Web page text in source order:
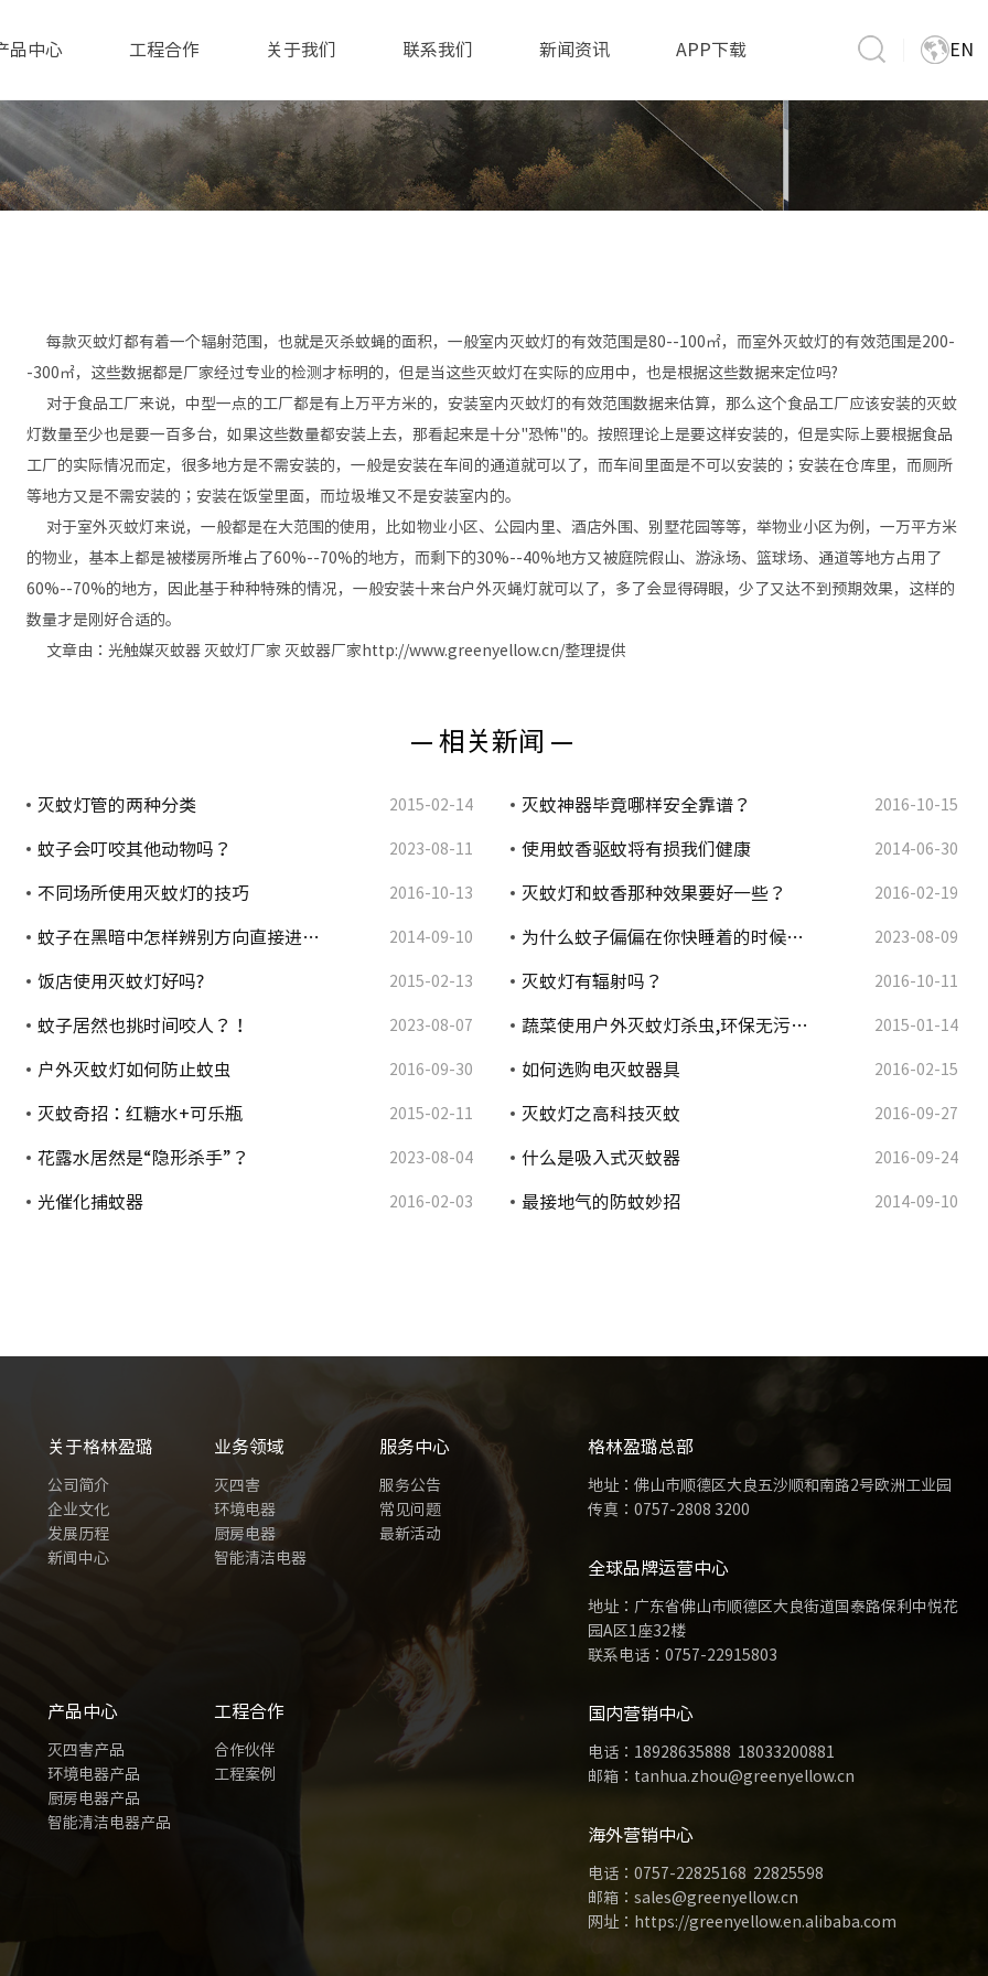
品中心 工程合作 关于我们 联系我们 新闻资讯 APP下载 EN
每款灭蚊灯都有着一个辐射范围，也就是灭杀蚊蝇的面积，一般室内灭蚊灯的有效范围是80--100㎡，而室外灭蚊灯的有效范围是200-
-300㎡，这些数据都是厂家经过专业的检测才标明的，但是当这些灭蚊灯在实际的应用中，也是根据这些数据来定位吗?
对于食品工厂来说，中型一点的工厂都是有上万平方米的，安装室内灭蚊灯的有效范围数据来估算，那么这个食品工厂应该安装的灭蚊
灯数量至少也是要一百多台，如果这些数量都安装上去，那看起来是十分"恐怖"的。按照理论上是要这样安装的，但是实际上要根据食品
工厂的实际情况而定，很多地方是不需安装的，一般是安装在车间的通道就可以了，而车间里面是不可以安装的；安装在仓库里，而厕所
等地方又是不需安装的；安装在饭堂里面，而垃圾堆又不是安装室内的。
对于室外灭蚊灯来说，一般都是在大范围的使用，比如物业小区、公园内里、酒店外围、别墅花园等等，举物业小区为例，一万平方米
的物业，基本上都是被楼房所堆占了60%--70%的地方，而剩下的30%--40%地方又被庭院假山、游泳场、篮球场、通道等地方占用了
60%--70%的地方，因此基于种种特殊的情况，一般安装十来台户外灭蝇灯就可以了，多了会显得碍眼，少了又达不到预期效果，这样的
数量才是刚好合适的。
文章由：光触媒灭蚊器 灭蚊灯厂家 灭蚊器厂家http://www.greenyellow.cn/整理提供
— 相关新闻 —
灭蚊灯管的两种分类 2015-02-14 灭蚊神器毕竟哪样安全靠谱？ 2016-10-15
蚊子会叮咬其他动物吗？ 2023-08-11 使用蚊香驱蚊将有损我们健康 2014-06-30
不同场所使用灭蚊灯的技巧 2016-10-13 灭蚊灯和蚊香那种效果要好一些？ 2016-02-19
蚊子在黑暗中怎样辨别方向直接进… 2014-09-10 为什么蚊子偏偏在你快睡着的时候… 2023-08-09
饭店使用灭蚊灯好吗? 2015-02-13 灭蚊灯有辐射吗？ 2016-10-11
蚊子居然也挑时间咬人？！ 2023-08-07 蔬菜使用户外灭蚊灯杀虫,环保无污… 2015-01-14
户外灭蚊灯如何防止蚊虫 2016-09-30 如何选购电灭蚊器具 2016-02-15
灭蚊奇招：红糖水+可乐瓶 2015-02-11 灭蚊灯之高科技灭蚊 2016-09-27
花露水居然是“隐形杀手”？ 2023-08-04 什么是吸入式灭蚊器 2016-09-24
光催化捕蚊器 2016-02-03 最接地气的防蚊妙招 2014-09-10
关于格林盈璐
公司简介
企业文化
发展历程
新闻中心
业务领域
灭四害
环境电器
厨房电器
智能清洁电器
服务中心
服务公告
常见问题
最新活动
产品中心
灭四害产品
环境电器产品
厨房电器产品
智能清洁电器产品
工程合作
合作伙伴
工程案例
格林盈璐总部
地址：佛山市顺德区大良五沙顺和南路2号欧洲工业园
传真：0757-2808 3200
全球品牌运营中心
地址：广东省佛山市顺德区大良街道国泰路保利中悦花
园A区1座32楼
联系电话：0757-22915803
国内营销中心
电话： 18928635888 18033200881
邮箱：tanhua.zhou@greenyellow.cn
海外营销中心
电话：0757-22825168 22825598
邮箱：sales@greenyellow.cn
网址：https://greenyellow.en.alibaba.com